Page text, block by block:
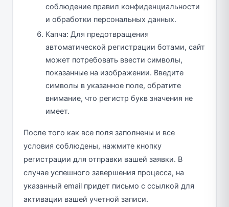
соблюдение правил конфиденциальности
и обработки персональных данных.
Капча: Для предотвращения
автоматической регистрации ботами, сайт
может потребовать ввести символы,
показанные на изображении. Введите
символы в указанное поле, обратите
внимание, что регистр букв значения не
имеет.
После того как все поля заполнены и все
условия соблюдены, нажмите кнопку
регистрации для отправки вашей заявки. В
случае успешного завершения процесса, на
указанный email придет письмо с ссылкой для
активации вашей учетной записи.